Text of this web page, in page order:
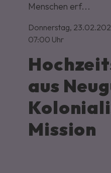
aus
Mission
Menschen erf...
Donnerstag,
07:00 Uhr